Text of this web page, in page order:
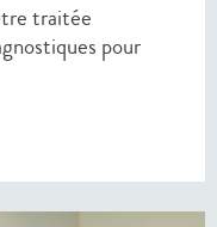
traitée
pour